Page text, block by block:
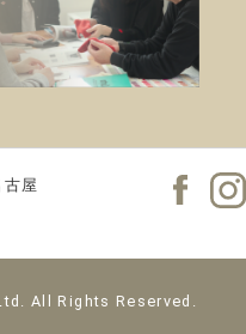
屋
All Rights Reserved.